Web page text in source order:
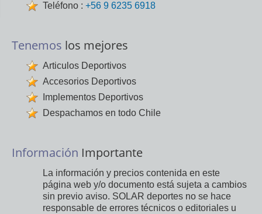
Teléfono : +56 9 6235 6918
Tenemos los mejores
Articulos Deportivos
Accesorios Deportivos
Implementos Deportivos
Despachamos en todo Chile
Información Importante
La información y precios contenida en este
página web y/o documento está sujeta a cambios
sin previo aviso. SOLAR deportes no se hace
responsable de errores técnicos o editoriales u